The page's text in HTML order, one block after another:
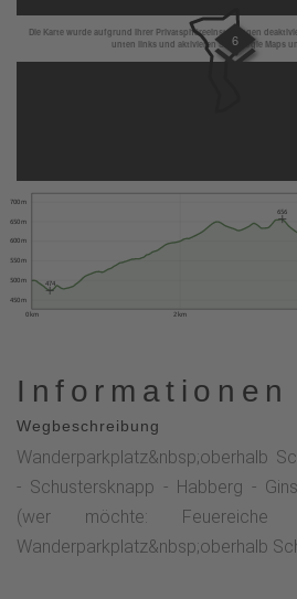
Die Karte wurde aufgrund Ihrer Privatsphäreeinstellungen
unten links und aktivieren Sie Google Maps
6
0 km 2 km
450 m
500 m
550 m
600 m
650 m
700 m
474
656
Informationen
Wegbeschreibung
Wanderparkplatz&nbsp;oberhalb
- Schustersknapp - Habberg -
(wer möchte:
Wanderparkplatz&nbsp;oberhalb